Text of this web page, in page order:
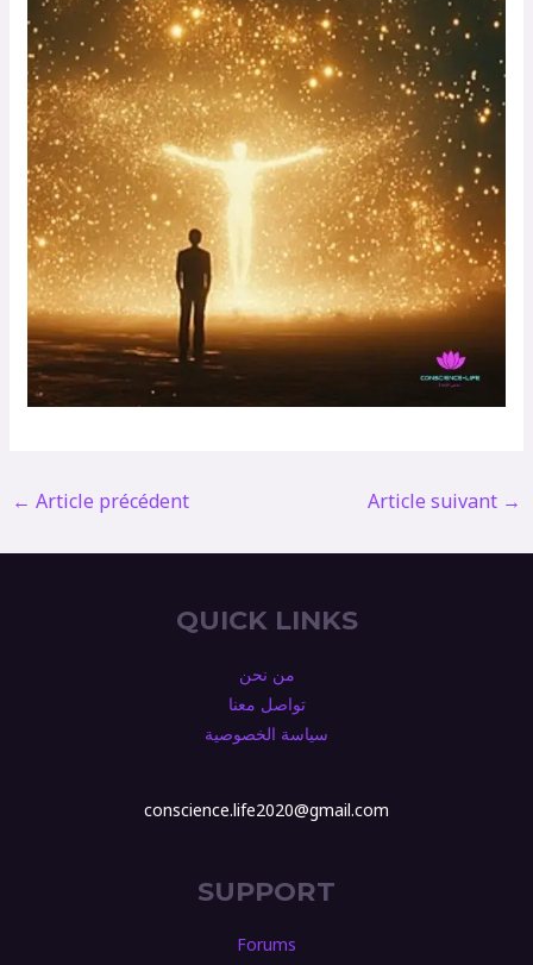
← Article précédent Article suivant →
QUICK LINKS
من نحن
تواصل معنا
سياسة الخصوصية
conscience.life2020@gmail.com
SUPPORT
Forums